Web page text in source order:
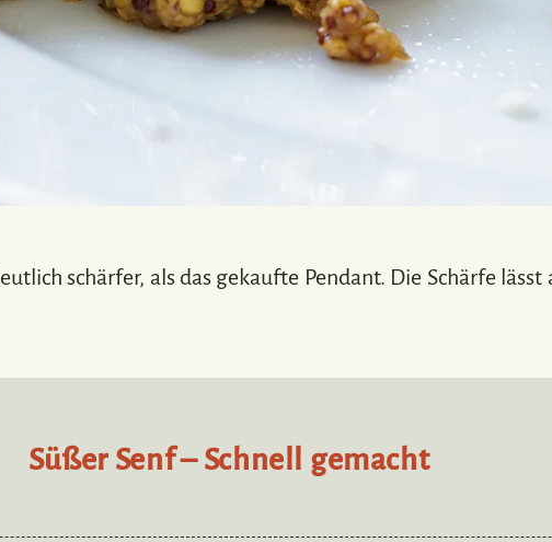
schärfer, als das gekaufte Pendant. Die Schärfe
Süßer Senf – Schnell gemacht